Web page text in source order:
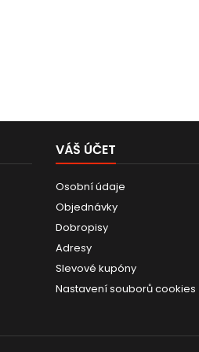
VÁŠ ÚČET
Osobní údaje
Objednávky
Dobropisy
Adresy
Slevové kupóny
Nastavení souborů cookies